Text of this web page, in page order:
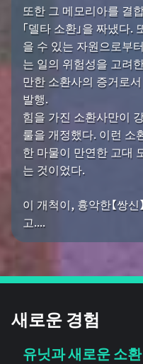
또한 그 메모리아를 결
「델타 소환」을 짜냈다
을 수 있는 자원으로부
는 일의 위험성을 고려
만한 소환사의 증거로서
발행.
힘을 가진 소환사만이
룰을 개정했다. 이런 소
한 마물이 만연한 고대
는 것이었다.
이 개척이, 흉악한【쌍
고....
새로운 경험
유닛과 새로운 소환